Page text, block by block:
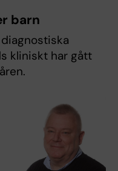
barn
kliniskt har gått